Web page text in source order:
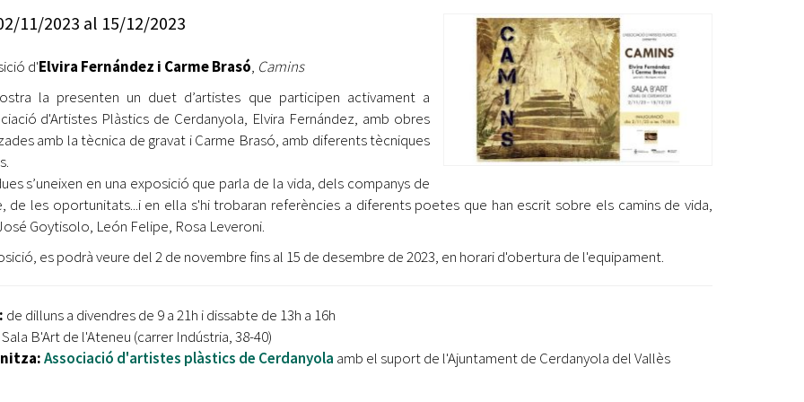
Ètica i Integritat
Retiment de Comptes
Accés a Informació Pública
Dades Obertes
Catàleg de Serveis i Tràmits
jove 2026
Cerdanyola opta a més de 5 milions d'euros del Pla de
l'entorn de l'avinguda Catalunya
El FIT presenta el cartell de la seva 16a edició i dona el
L’Ajuntament reparteix ulleres gratuïtes per veure
l'eclipsi solar
Entitats
Equipaments
Mercats Municipals
Webs Municipals
11/2023 al 15/12/2023
d'Elvira Fernández i Carme Brasó, Camins
la presenten un duet d’artistes que participen activament a
d'Artistes Plàstics de Cerdanyola, Elvira Fernández, amb obres
amb la tècnica de gravat i Carme Brasó, amb diferents tècniques
s’uneixen en una exposició que parla de la vida, dels companys de
de les oportunitats...i en ella s'hi trobaran referències a diferents poetes que han escrit sobre els camins de vida,
Goytisolo, León Felipe, Rosa Leveroni.
es podrà veure del 2 de novembre fins al 15 de desembre de 2023, en horari d'obertura de l'equipament.
de dilluns a divendres de 9 a 21h i dissabte de 13h a 16h
Sala B'Art de l'Ateneu (carrer Indústria, 38-40)
Associació d'artistes plàstics de Cerdanyola amb el suport de l'Ajuntament de Cerdanyola del Vallès